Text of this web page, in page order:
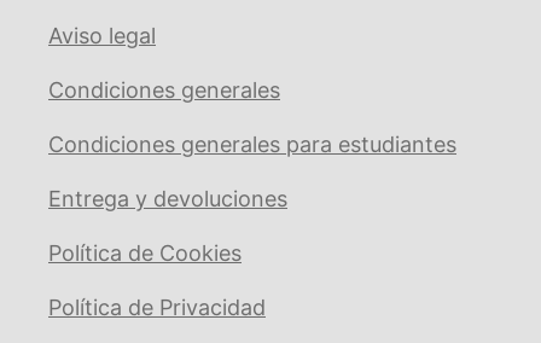
Aviso legal
Condiciones generales
Condiciones generales para estudiantes
Entrega y devoluciones
Política de Cookies
Política de Privacidad